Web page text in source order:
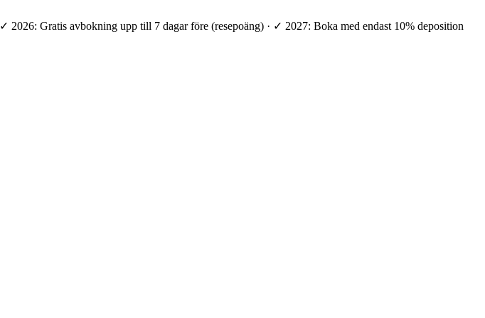
✓ 2026: Gratis avbokning upp till 7 dagar före (resepoäng) · ✓ 2027: Boka med endast 10% deposition